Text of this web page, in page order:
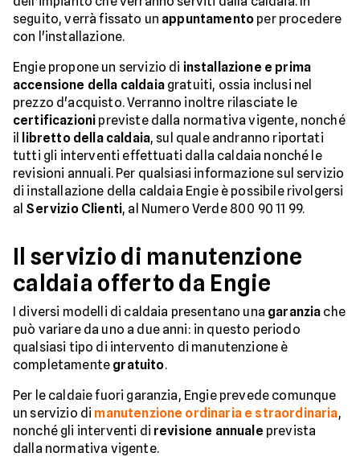
seguito, verrà fissato un appuntamento per procedere
con l'installazione.
Engie propone un servizio di installazione e prima
accensione della caldaiagratuiti, ossia inclusi nel
prezzo d'acquisto. Verranno inoltre rilasciate le
certificazioni previste dalla normativa vigente, nonché
il
libretto della caldaia, sul quale andranno riportati
tutti gli interventi effettuati dalla caldaia nonché le
revisioni annuali. Per qualsiasi informazione sul servizio
di installazione della caldaia Engie è possibile rivolgersi
al Servizio Clienti, al Numero Verde 800 90 11 99.
Il servizio di manutenzione
caldaia offerto da Engie
I diversi modelli di caldaia presentano una garanzia che
può variare da uno a due anni: in questo periodo
qualsiasi tipo di intervento di manutenzione è
completamente gratuito.
Per le caldaie fuori garanzia, Engie prevede comunque
un servizio di manutenzione ordinaria e straordinaria,
nonché gli interventi di revisione annuale prevista
dalla normativa vigente.